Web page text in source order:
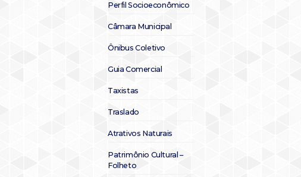
Perfil Socioeconômico
Câmara Municipal
Ônibus Coletivo
Guia Comercial
Taxistas
Traslado
Atrativos Naturais
Patrimônio Cultural –
Folheto